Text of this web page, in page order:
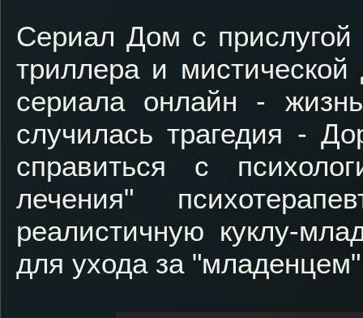
Сериал Дом с прислугой
триллера и
сериала онлайн -
случилась трагедия -
справиться с
лечения"
реалистичную куклу-
для ухода за